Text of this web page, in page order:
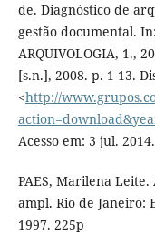
de. Diagnóstico de
gestão documental.
ARQUIVOLOGIA, 1.,
[s.n.], 2008. p. 1-13.
<http://
Acesso em: 3 jul. 2014.
PAES, Marilena
ampl. Rio de Janeiro:
1997. 225p